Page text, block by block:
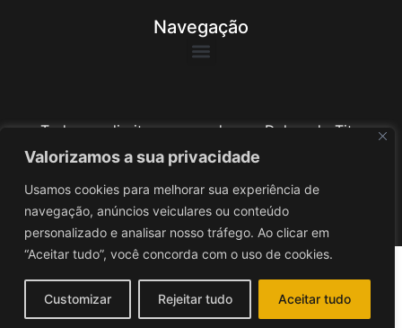
Valorizamos a sua privacidade
Usamos cookies para melhorar sua experiência de
navegação, anúncios veiculares ou conteúdo
personalizado e analisar nosso tráfego. Ao clicar em
“Aceitar tudo”, você concorda com o uso de cookies.
Customizar Rejeitar tudo Aceitar tudo
Navegação
Todos os direitos reservados ao Delegado Tito
Barichello
Desenvolvido poriv3